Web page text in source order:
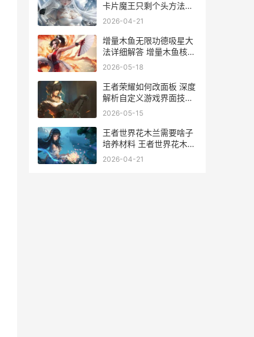
卡片魔王只剩个头方法说
明 卡片魔王只剩个头下载
2026-04-21
增量木鱼无限功德吸星大
法详细解答 增量木鱼核心
方法和功德机制深度解析
2026-05-18
王者荣耀如何改面板 深度
解析自定义游戏界面技巧
与步骤
2026-05-15
王者世界花木兰需要啥子
培养材料 王者世界花木兰
培养策略 王者里面花木兰
2026-04-21